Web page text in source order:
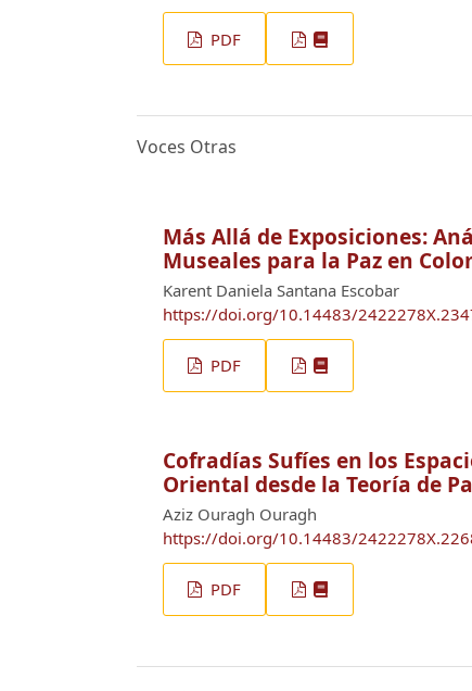
PDF
Voces Otras
Más Allá de Exposiciones:
Museales para la Paz en
Karent Daniela Santana Escobar
https://doi.org/10.14483/
PDF
Cofradías Sufíes en los
Oriental desde la Teoría de
Aziz Ouragh Ouragh
https://doi.org/10.14483/
PDF